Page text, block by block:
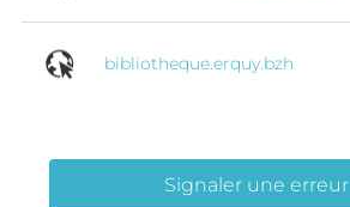
bibliotheque.erquy.bzh
Signaler une erreur